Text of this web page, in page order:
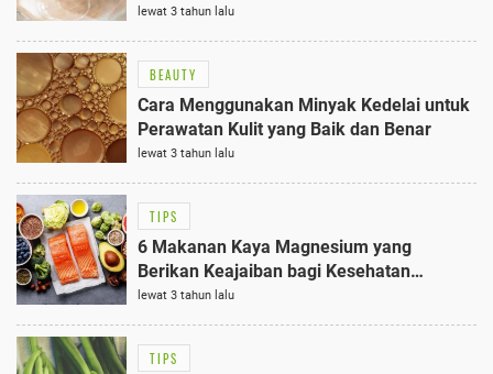
paru
lewat 3 tahun lalu
BEAUTY
Cara Menggunakan Minyak Kedelai untuk
Perawatan Kulit yang Baik dan Benar
lewat 3 tahun lalu
TIPS
6 Makanan Kaya Magnesium yang
Berikan Keajaiban bagi Kesehatan
Jantung
lewat 3 tahun lalu
TIPS